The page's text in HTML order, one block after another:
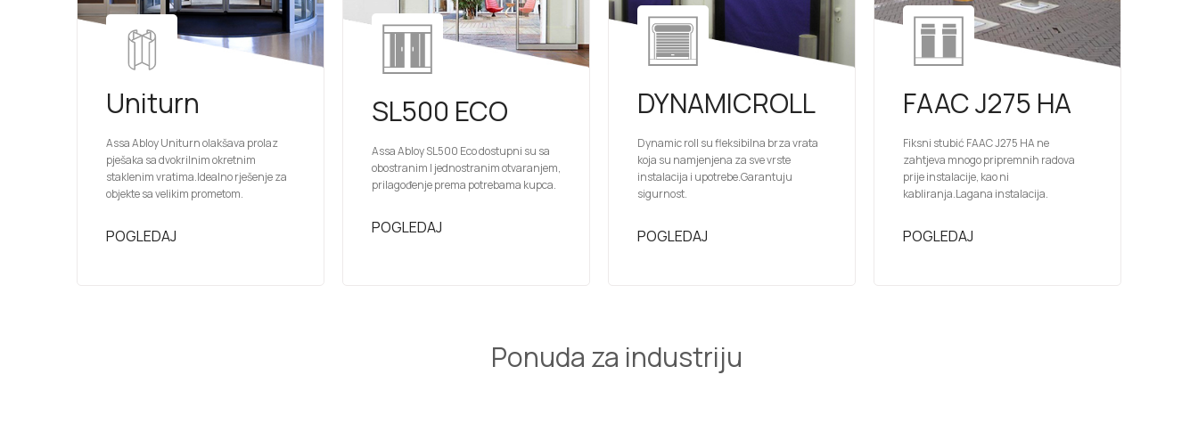
Uniturn
Assa Abloy Uniturn olakšava prolaz
pješaka sa dvokrilnim okretnim
staklenim vratima.Idealno rješenje za
objekte sa velikim prometom.
POGLEDAJ
SL500 ECO
Assa Abloy SL500 Eco dostupni su sa
obostranim I jednostranim otvaranjem,
prilagođenje prema potrebama kupca.
POGLEDAJ
DYNAMICROLL
Dynamic roll su fleksibilna brza vrata
koja su namjenjena za sve vrste
instalacija i upotrebe.Garantuju
sigurnost.
POGLEDAJ
FAAC J275 HA
Fiksni stubić FAAC J275 HA ne
zahtjeva mnogo pripremnih radova
prije instalacije, kao ni
kabliranja.Lagana instalacija.
POGLEDAJ
Ponuda za industriju